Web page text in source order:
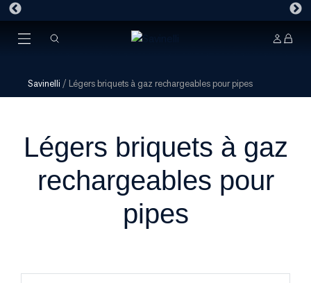
Savinelli / Légers briquets à gaz rechargeables pour pipes
Légers briquets à gaz
rechargeables pour
pipes